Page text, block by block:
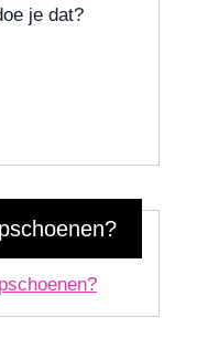
je dat?